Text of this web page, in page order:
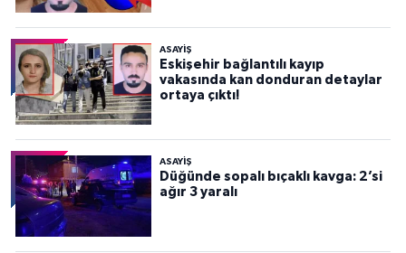
ASAYİŞ
Eskişehir bağlantılı kayıp
vakasında kan donduran detaylar
ortaya çıktı!
ASAYİŞ
Düğünde sopalı bıçaklı kavga: 2’si
ağır 3 yaralı